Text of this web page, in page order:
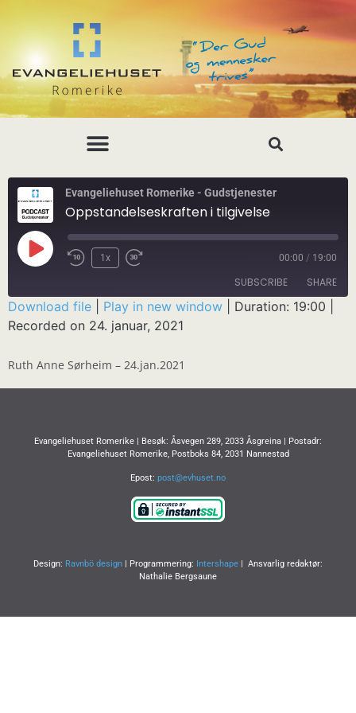
Evangeliehuset Romerike - Gudstjenester
Oppstandelseskraften i tilgivelse
1x 00:00 / 19:00
SUBSCRIBE SHARE
SHARE
LINK
Download file Play in new window Duration: 19:00
Recorded on 24. januar, 2021
Ruth Anne Sørheim – 24.jan.2021
Evangeliehuset Romerike | Besøk: Åsvegen 289, 2033 Åsgreina | Postadr:
Evangeliehuset Romerike, Postboks 84, 2031 Nannestad
Epost: post@evhuset.no
Design: Ravnbö design | Programmering: Intershape | Ansvarlig redaktør:
Nathalie Bergsaune